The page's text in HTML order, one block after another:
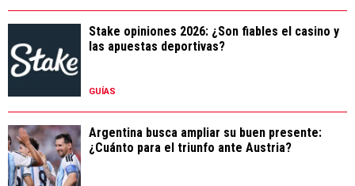
Stake opiniones 2026: ¿Son fiables el casino y
las apuestas deportivas?
GUÍAS
Argentina busca ampliar su buen presente:
¿Cuánto para el triunfo ante Austria?